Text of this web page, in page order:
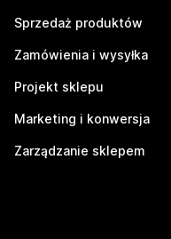
Sprzedaż produktów
Zamówienia i wysyłka
Projekt sklepu
Marketing i konwersja
Zarządzanie sklepem